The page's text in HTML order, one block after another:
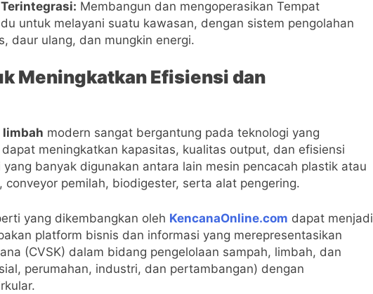
Terintegrasi: Membangun dan mengoperasikan Tempat
untuk melayani suatu kawasan, dengan sistem pengolahan
daur ulang, dan mungkin energi.
Meningkatkan Efisiensi dan
limbah modern sangat bergantung pada teknologi yang
meningkatkan kapasitas, kualitas output, dan efisiensi
banyak digunakan antara lain mesin pencacah plastik atau
conveyor pemilah, biodigester, serta alat pengering.
yang dikembangkan oleh KencanaOnline.com dapat menjadi
platform bisnis dan informasi yang merepresentasikan
(CVSK) dalam bidang pengelolaan sampah, limbah, dan
perumahan, industri, dan pertambangan) dengan